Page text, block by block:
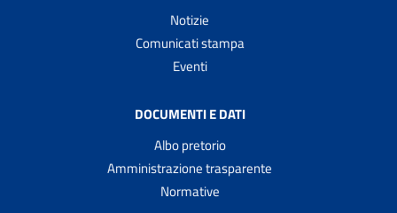
Notizie
Comunicati stampa
Eventi
DOCUMENTI E DATI
Albo pretorio
Amministrazione trasparente
Normative